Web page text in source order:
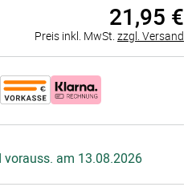
21,95 €
Preis inkl. MwSt. zzgl. Versand
vorauss. am 13.08.2026